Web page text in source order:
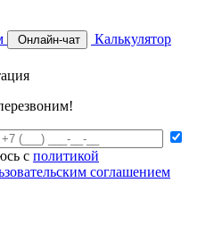
Онлайн-чат Калькулятор
с политикой
соглашением